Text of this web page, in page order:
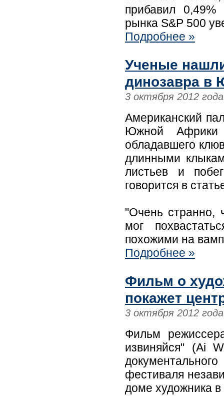
прибавил 0,49%
рынка S&P 500
Подробнее »
Ученые
динозавра в
3 октября 2012 года
Американский
Южной Африки
обладавшего
длинными
листьев и
говорится в
"Очень странно,
мог
похожими на
Подробнее »
Фильм о
покажет
3 октября 2012 года
Фильм
извиняйся" (Ai
фестиваля
доме художника